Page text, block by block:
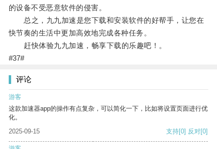
的设备不受恶意软件的侵害。
总之，九九加速是您下载和安装软件的好帮手，让您在
快节奏的生活中更加高效地完成各种任务。
赶快体验九九加速，畅享下载的乐趣吧！。
#37#
评论
游客
这款加速器app的操作有点复杂，可以简化一下，比如将设置页面进行优
化。
2025-09-15
支持[0] 反对[0]